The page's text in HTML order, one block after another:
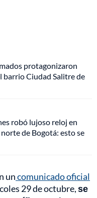
protagonizaron
barrio Ciudad Salitre de
robó lujoso reloj en
de Bogotá: esto se
uncomunicado oficial
29 de octubre,se